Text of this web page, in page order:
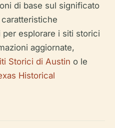
di base sul significato
esplorare i siti storici
aggiornate,
Storici di Austin o le
Historical